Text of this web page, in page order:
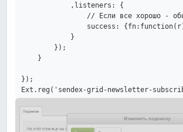
            ,listeners: {
// Если все хорошо -
success:
            }
        });
    }
});